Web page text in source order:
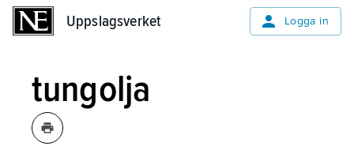
Uppslagsverket Logga in
tungolja